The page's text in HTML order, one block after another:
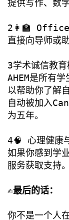
提供写作、数
2👩‍🏫 Office
直接向导师或
3学术诚信教
AHEM是所有
以帮助你了解
自动被加入
为五年。
4🧠 心理健康
如果你感到学
服务获取支持。
✍️最后的话：
你不是一个人